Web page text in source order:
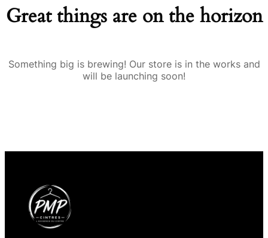
Great things are on the horizon
Something big is brewing! Our store is in the works and
will be launching soon!